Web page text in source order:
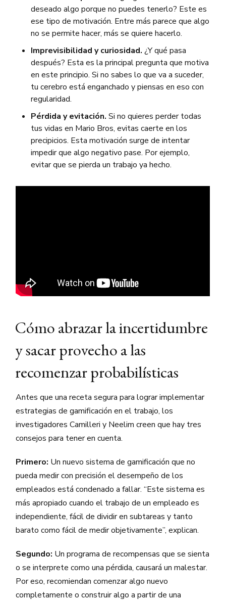
deseado algo porque no puedes tenerlo? Este es
ese tipo de motivación. Entre más parece que algo
no se permite hacer, más se quiere hacerlo.
Imprevisibilidad y curiosidad.¿Y qué pasa
después? Esta es la principal pregunta que motiva
en este principio. Si no sabes lo que va a suceder,
tu cerebro está enganchado y piensas en eso con
regularidad.
Pérdida y evitación. Si no quieres perder todas
tus vidas en Mario Bros, evitas caerte en los
precipicios. Esta motivación surge de intentar
impedir que algo negativo pase. Por ejemplo,
evitar que se pierda un trabajo ya hecho.
Cómo abrazar la incertidumbre
y sacar provecho a las
recomenzar probabilísticas
Antes que una receta segura para lograr implementar
estrategias de gamificación en el trabajo, los
investigadores Camilleri y Neelim creen que hay tres
consejos para tener en cuenta.
Primero: Un nuevo sistema de gamificación que no
pueda medir con precisión el desempeño de los
empleados está condenado a fallar. “Este sistema es
más apropiado cuando el trabajo de un empleado es
independiente, fácil de dividir en subtareas y tanto
barato como fácil de medir objetivamente”, explican.
Segundo: Un programa de recompensas que se sienta
o se interprete como una pérdida, causará un malestar.
Por eso, recomiendan comenzar algo nuevo
completamente o construir algo a partir de una